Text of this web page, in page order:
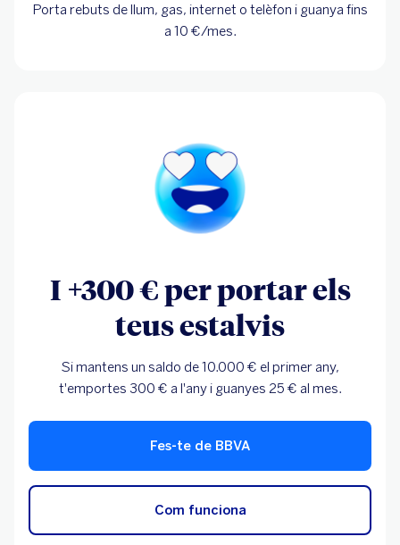
Porta rebuts de llum, gas, internet o telèfon i guanya fins
a 10 €/mes.
I +300 € per portar els
teus estalvis
Si mantens un saldo de 10.000 € el primer any,
t'emportes 300 € a l'any i guanyes 25 € al mes.
Fes-te de BBVA
Com funciona